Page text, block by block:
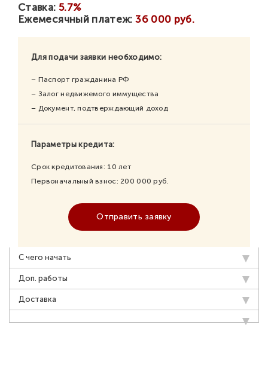
Ставка: 5.7%
Ежемесячный платеж:36 000 руб.
Для подачи заявки необходимо:
– Паспорт гражданина РФ
– Залог недвижемого иммущества
– Документ, подтверждающий доход
Параметры кредита:
Срок кредитования: 10 лет
Первоначальный взнос: 200 000 руб.
Отправить заявку
С чего начать
Доп. работы
Доставка